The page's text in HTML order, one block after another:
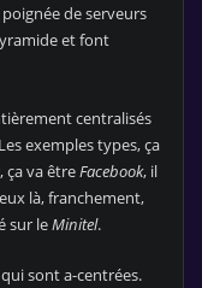
de serveurs
et font
centralisés
exemples types, ça
, ça va êtreFacebook, il
là, franchement,
sur leMinitel.
sont a-centrées.